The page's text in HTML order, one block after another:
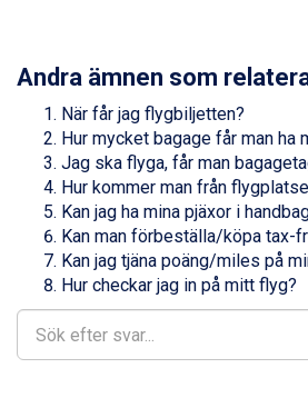
Alleghe från 8.545 kr.
Arabba från 11.045 kr.
La Thuile från 7.045 kr.
Cervinia från 8.245 kr.
Bad Hofgastein från 8.595 kr.
Passo Tonale från 5.895 kr.
Saalbach från 9.445 kr.
Sölden från 12.995 kr.
Champoluc från 5.945 kr.
Sestriere från 6.945 kr.
Wagrain från 7.095 kr.
Fieberbrunn från 9.645 kr.
Ischgl från 11.295 kr.
Andra ämnen som
När får jag flygbiljetten?
Hur mycket bagage får man ha
Jag ska flyga, får man
Hur kommer man från
Kan jag ha mina pjäxor i
Kan man förbeställa/köpa tax-
Kan jag tjäna poäng/miles på
Hur checkar jag in på mitt flyg?